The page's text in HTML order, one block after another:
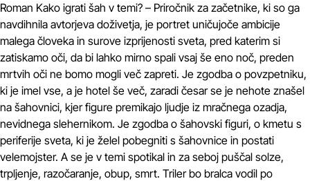
Roman Kako igrati šah v temi? – Priročnik za začetnike, ki so ga
navdihnila avtorjeva doživetja, je portret uničujoče ambicije
malega človeka in surove izprijenosti sveta, pred katerim si
zatiskamo oči, da bi lahko mirno spali vsaj še eno noč, preden
mrtvih oči ne bomo mogli več zapreti. Je zgodba o povzpetniku,
ki je imel vse, a je hotel še več, zaradi česar se je nehote znašel
na šahovnici, kjer figure premikajo ljudje iz mračnega ozadja,
nevidnega slehernikom. Je zgodba o šahovski figuri, o kmetu s
periferije sveta, ki je želel pobegniti s šahovnice in postati
velemojster. A se je v temi spotikal in za seboj puščal solze,
trpljenje, razočaranje, obup, smrt. Triler bo bralca vodil po